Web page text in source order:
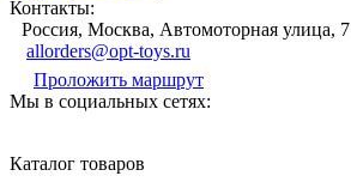
Контакты:
Россия, Москва, Автомоторная улица, 7
allorders@opt-toys.ru
Проложить маршрут
Мы в социальных сетях:
Каталог товаров